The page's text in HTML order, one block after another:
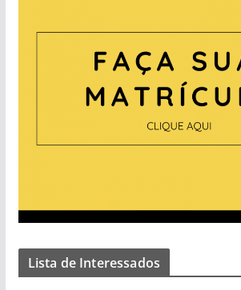
Lista de Interessados